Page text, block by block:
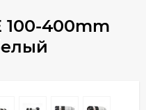
100-400mm